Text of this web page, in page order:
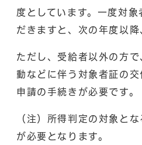
度としています。一度対
だきますと、次の年度以降
ただし、受給者以外の方
動などに伴う対象者証の
申請の手続きが必要です。
（注）所得判定の対象と
が必要となります。